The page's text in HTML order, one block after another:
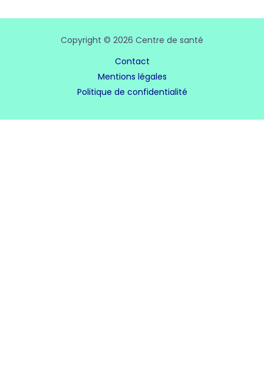
Copyright © 2026 Centre de santé
Contact
Mentions légales
Politique de confidentialité